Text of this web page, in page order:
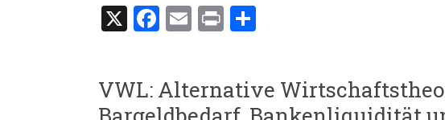
X
F
b
E
l
Pr
n
VWL: Alternative